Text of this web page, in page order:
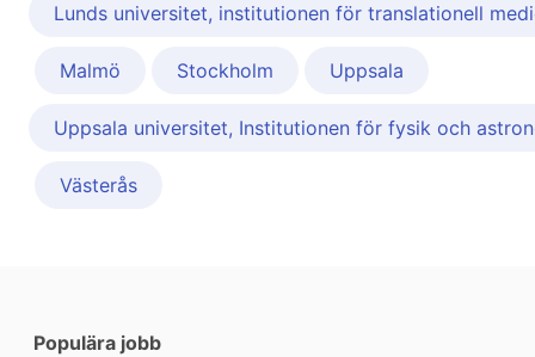
Lunds universitet, institutionen för translationell
Malmö Stockholm Uppsala
Uppsala universitet, Institutionen för fysik och
Västerås
Populära jobb